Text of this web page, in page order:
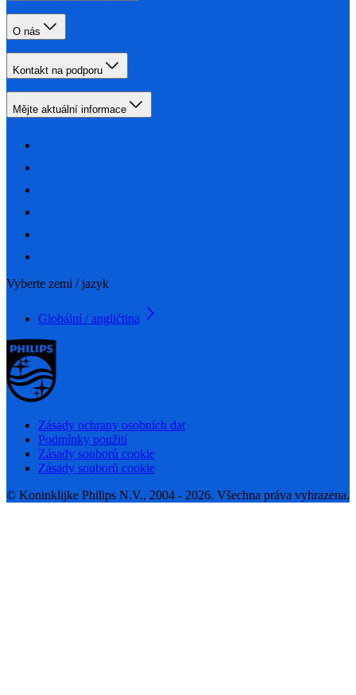
O nás
Kontakt na podporu
Mějte aktuální informace
Vyberte zemi / jazyk
Globální / angličtina
Zásady ochrany osobních dat
Podmínky použití
Zásady souborů cookie
Zásady souborů cookie
© Koninklijke Philips N.V., 2004 - 2026. Všechna práva vyhrazena.